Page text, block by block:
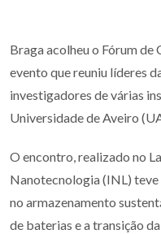
Braga acolheu o Fórum de
evento que reuniu líderes
investigadores de várias
Universidade de Aveiro
O encontro, realizado no
Nanotecnologia (INL)
no armazenamento
de baterias e a transição